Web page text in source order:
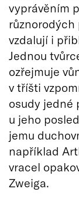
vyprávěním
různorodých
vzdalují i
Jednou
ozřejmuje
v tříšti
osudy jedné
u jeho
jemu
například
vracel
Zweiga.